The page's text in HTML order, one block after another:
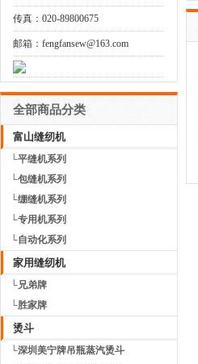
传真：020-89800675
邮箱：fengfansew@163.com
全部商品分类
富山缝纫机
└平缝机系列
└包缝机系列
└绷缝机系列
└专用机系列
└自动化系列
家用缝纫机
└兄弟牌
└胜家牌
烫斗
└深圳美宁牌吊瓶蒸汽烫斗